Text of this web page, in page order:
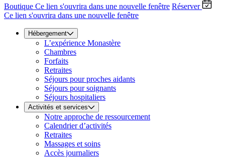
Boutique Ce lien s'ouvrira dans une nouvelle fenêtre Réserver
Ce lien s'ouvrira dans une nouvelle fenêtre
Hébergement
L’expérience Monastère
Chambres
Forfaits
Retraites
Séjours pour proches aidants
Séjours pour soignants
Séjours hospitaliers
Activités et services
Notre approche de ressourcement
Calendrier d’activités
Retraites
Massages et soins
Accès journaliers